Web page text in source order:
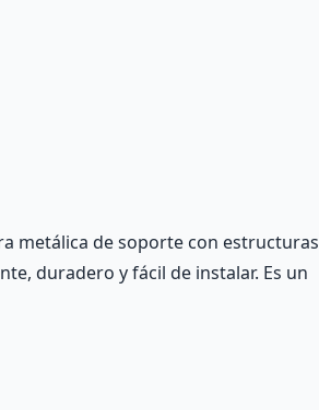
metálica de soporte con estructuras
duradero y fácil de instalar. Es un